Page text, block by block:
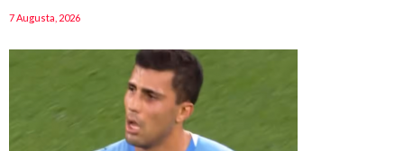
7 Augusta, 2026